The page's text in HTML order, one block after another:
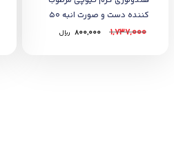
کننده دست و صورت انبه 50
میل
1,737,000
800,000 ﷼